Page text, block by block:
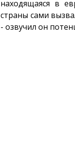
находящаяся в
страны сами
- озвучил он